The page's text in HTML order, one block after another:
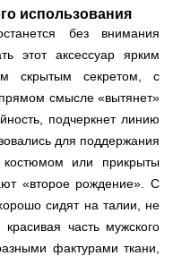
использования
без внимания
этот аксессуар ярким
скрытым секретом, с
смысле «вытянет»
подчеркнет линию
для поддержания
или прикрыты
«второе рождение». С
сидят на талии, не
часть мужского
фактурами ткани,